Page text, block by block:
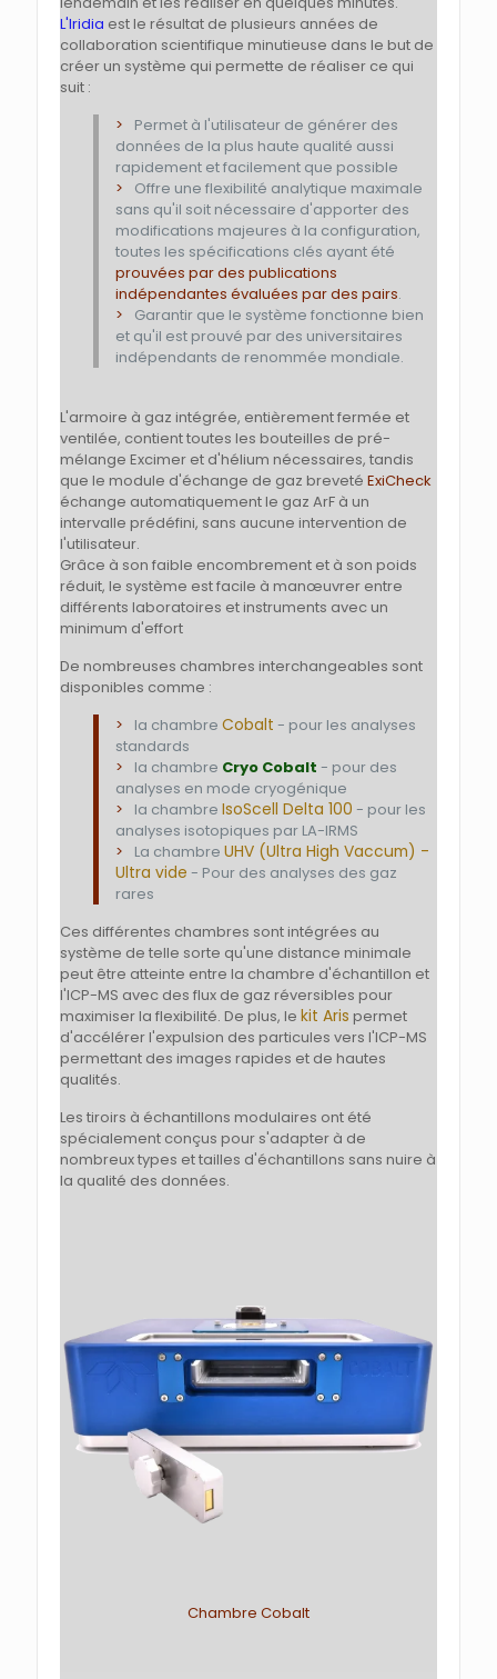
L'Iridia est le résultat de plusieurs années de
collaboration scientifique minutieuse dans le but de
créer un système qui permette de réaliser ce qui
suit :
Permet à l'utilisateur de générer des
données de la plus haute qualité aussi
rapidement et facilement que possible
Offre une flexibilité analytique maximale
sans qu'il soit nécessaire d'apporter des
modifications majeures à la configuration,
toutes les spécifications clés ayant été
prouvées par des publications
indépendantes évaluées par des pairs.
Garantir que le système fonctionne bien
et qu'il est prouvé par des universitaires
indépendants de renommée mondiale.
L'armoire à gaz intégrée, entièrement fermée et
ventilée, contient toutes les bouteilles de pré-
mélange Excimer et d'hélium nécessaires, tandis
que le module d'échange de gaz breveté ExiCheck
échange automatiquement le gaz ArF à un
intervalle prédéfini, sans aucune intervention de
l'utilisateur.
Grâce à son faible encombrement et à son poids
réduit, le système est facile à manœuvrer entre
différents laboratoires et instruments avec un
minimum d'effort
De nombreuses chambres interchangeables sont
disponibles comme :
la chambre Cobalt - pour les analyses
standards
la chambre Cryo Cobalt - pour des
analyses en mode cryogénique
la chambre IsoScell Delta 100 - pour les
analyses isotopiques par LA-IRMS
La chambre UHV (Ultra High Vaccum) -
Ultra vide - Pour des analyses des gaz
rares
Ces différentes chambres sont intégrées au
système de telle sorte qu'une distance minimale
peut être atteinte entre la chambre d'échantillon et
l'ICP-MS avec des flux de gaz réversibles pour
maximiser la flexibilité. De plus, le kit Aris permet
d'accélérer l'expulsion des particules vers l'ICP-MS
permettant des images rapides et de hautes
qualités.
Les tiroirs à échantillons modulaires ont été
spécialement conçus pour s'adapter à de
nombreux types et tailles d'échantillons sans nuire à
la qualité des données.
Chambre Cobalt